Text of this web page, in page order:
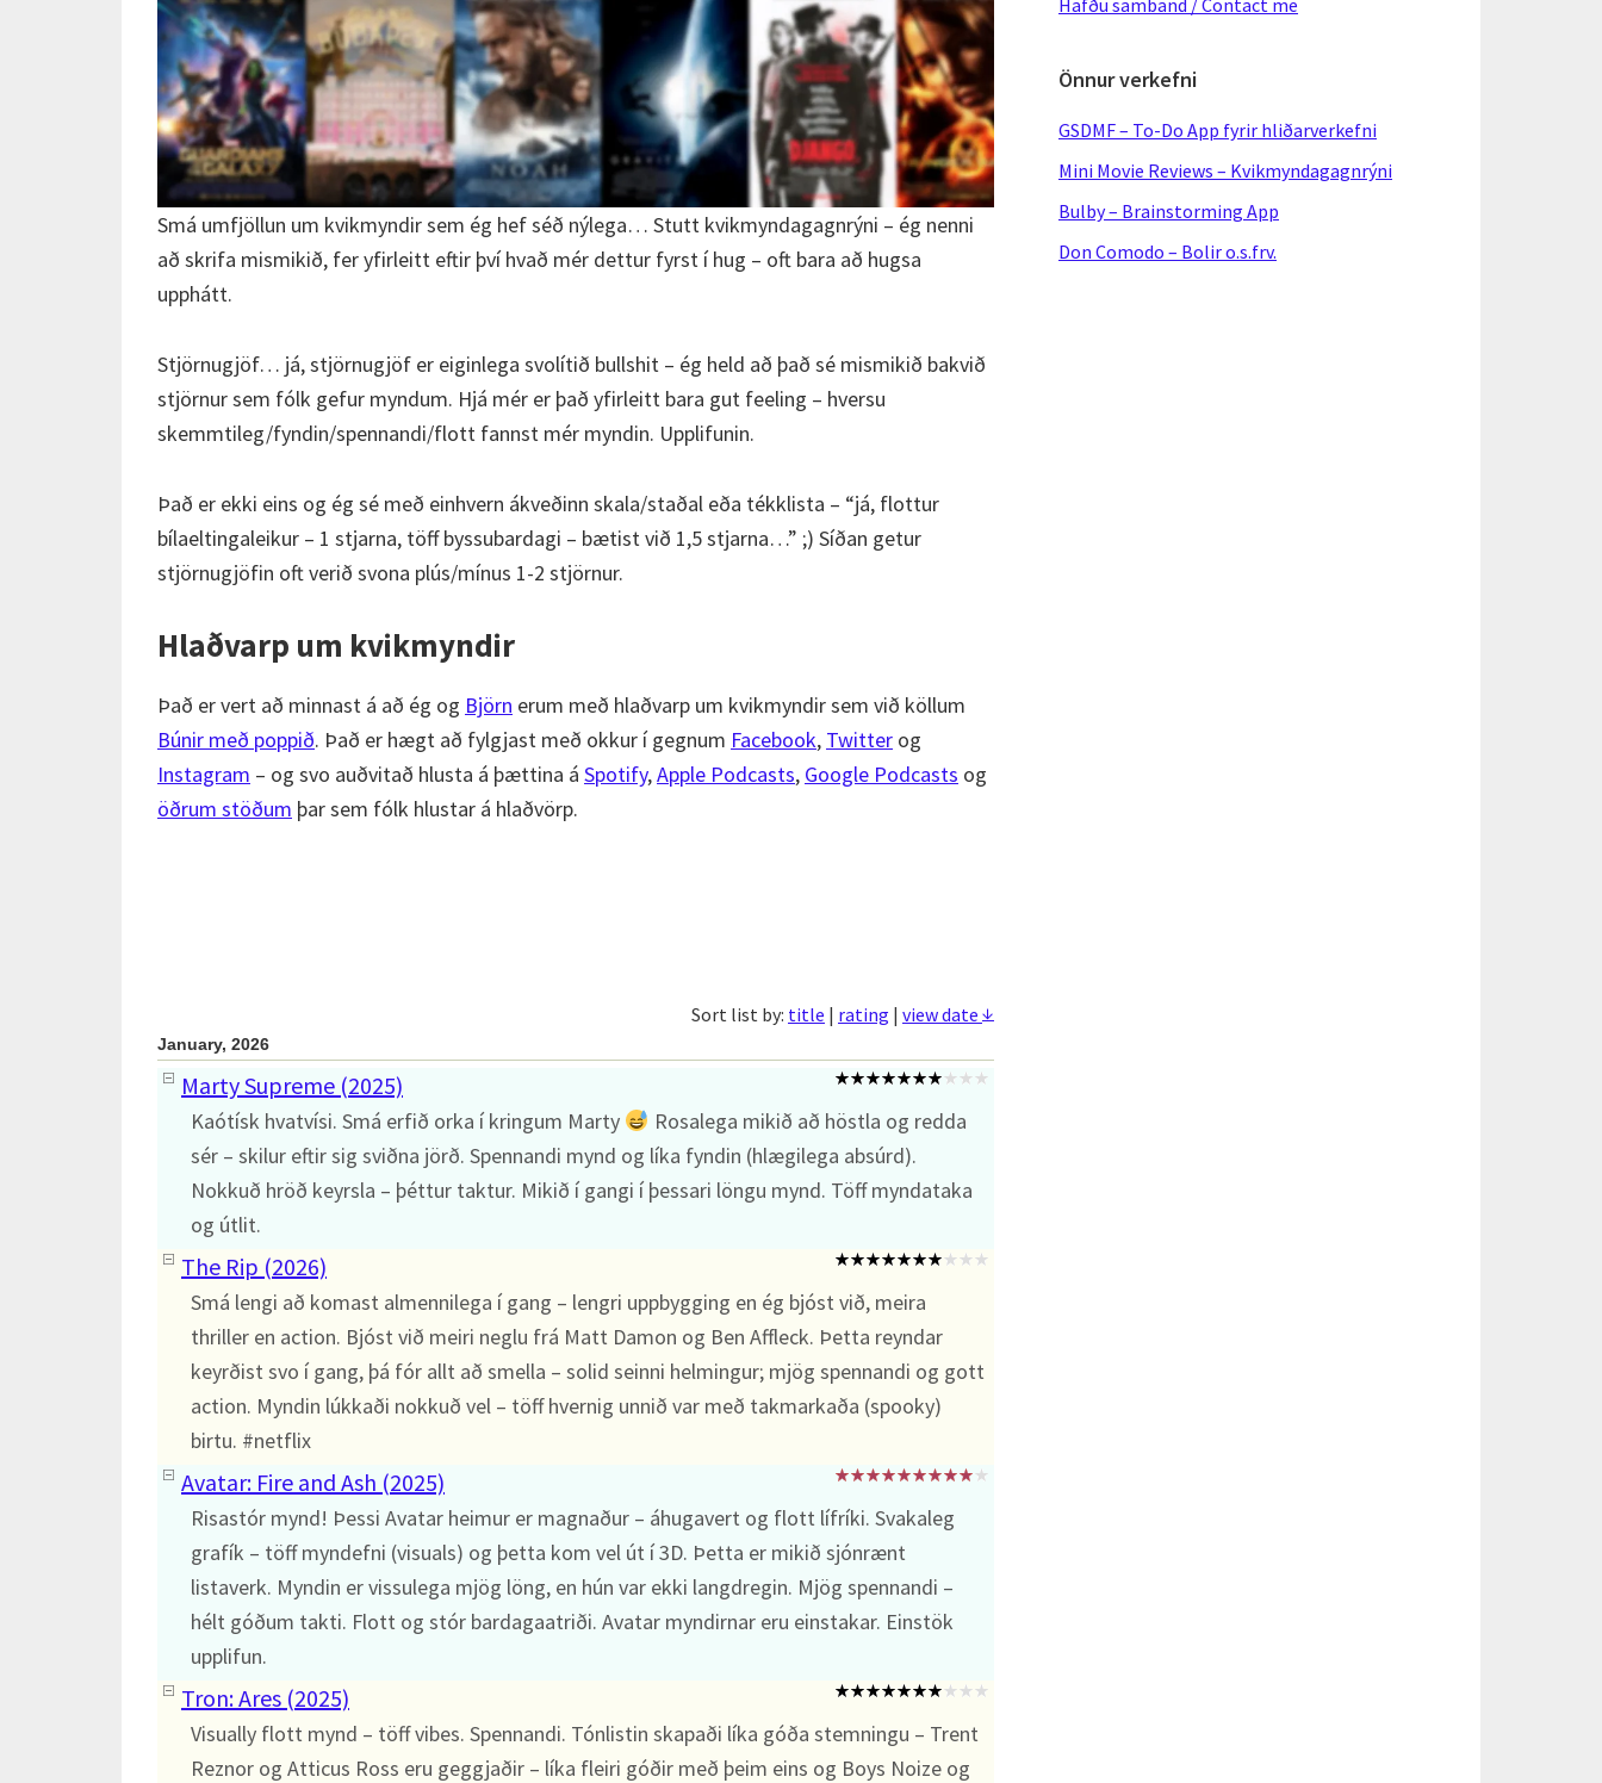
Smá umfjöllun um kvikmyndir sem ég hef séð nýlega… Stutt kvikmyndagagnrýni – ég nenni
að skrifa mismikið, fer yfirleitt eftir því hvað mér dettur fyrst í hug – oft bara að hugsa
upphátt.
Stjörnugjöf… já, stjörnugjöf er eiginlega svolítið bullshit – ég held að það sé mismikið bakvið
stjörnur sem fólk gefur myndum. Hjá mér er það yfirleitt bara gut feeling – hversu
skemmtileg/fyndin/spennandi/flott fannst mér myndin. Upplifunin.
Það er ekki eins og ég sé með einhvern ákveðinn skala/staðal eða tékklista – “já, flottur
bílaeltingaleikur – 1 stjarna, töff byssubardagi – bætist við 1,5 stjarna…” ;) Síðan getur
stjörnugjöfin oft verið svona plús/mínus 1-2 stjörnur.
Hlaðvarp um kvikmyndir
Það er vert að minnast á að ég og Björn erum með hlaðvarp um kvikmyndir sem við köllum
Búnir með poppið. Það er hægt að fylgjast með okkur í gegnum Facebook, Twitter og
Instagram – og svo auðvitað hlusta á þættina á Spotify,Apple Podcasts, Google Podcasts og
öðrum stöðum þar sem fólk hlustar á hlaðvörp.
Sort list by: title | rating | view date ↓
January, 2026
Marty Supreme (2025)
Kaótísk hvatvísi. Smá erfið orka í kringum Marty
Rosalega mikið að höstla og redda
sér – skilur eftir sig sviðna jörð. Spennandi mynd og líka fyndin (hlægilega absúrd).
Nokkuð hröð keyrsla – þéttur taktur. Mikið í gangi í þessari löngu mynd. Töff myndataka
og útlit.
The Rip (2026)
Smá lengi að komast almennilega í gang – lengri uppbygging en ég bjóst við, meira
thriller en action. Bjóst við meiri neglu frá Matt Damon og Ben Affleck. Þetta reyndar
keyrðist svo í gang, þá fór allt að smella – solid seinni helmingur; mjög spennandi og gott
action. Myndin lúkkaði nokkuð vel – töff hvernig unnið var með takmarkaða (spooky)
birtu. #netflix
Avatar: Fire and Ash (2025)
Risastór mynd! Þessi Avatar heimur er magnaður – áhugavert og flott lífríki. Svakaleg
grafík – töff myndefni (visuals) og þetta kom vel út í 3D. Þetta er mikið sjónrænt
listaverk. Myndin er vissulega mjög löng, en hún var ekki langdregin. Mjög spennandi –
hélt góðum takti. Flott og stór bardagaatriði. Avatar myndirnar eru einstakar. Einstök
upplifun.
Tron: Ares (2025)
Visually flott mynd – töff vibes. Spennandi. Tónlistin skapaði líka góða stemningu – Trent
Reznor og Atticus Ross eru geggjaðir – líka fleiri góðir með þeim eins og Boys Noize og
Hafðu samband / Contact me
Önnur verkefni
GSDMF – To-Do App fyrir hliðarverkefni
Mini Movie Reviews – Kvikmyndagagnrýni
Bulby – Brainstorming App
Don Comodo – Bolir o.s.frv.